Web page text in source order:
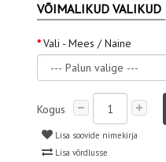
VÕIMALIKUD VALIKUD
Vali - Mees / Naine
Kogus
Lisa soovide nimekirja
Lisa võrdlusse